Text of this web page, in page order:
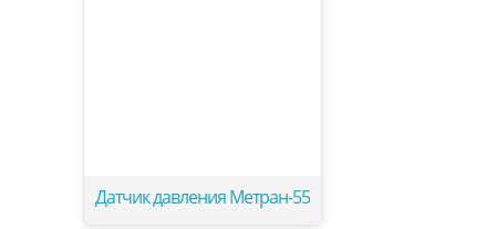
Датчик давления Метран-55